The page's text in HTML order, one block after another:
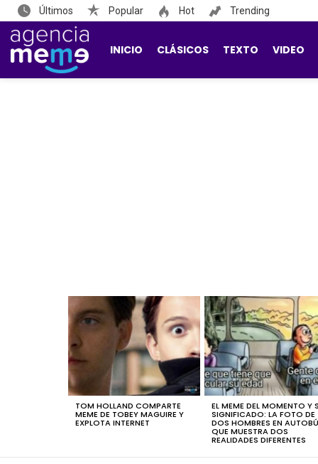
Últimos Popular Hot Trending
INICIO CLÁSICOS TEXTO VIDEO
STORIES
TOM HOLLAND COMPARTE
MEME DE TOBEY MAGUIRE Y
EXPLOTA INTERNET
EL MEME DEL MOMENTO Y
SIGNIFICADO: LA FOTO DE
DOS HOMBRES EN
QUE MUESTRA DOS
REALIDADES DIFERENTES